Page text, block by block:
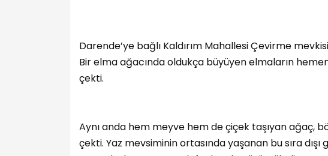
Darende’ye bağlı Kaldırım Mahallesi Çevirme
Bir elma ağacında oldukça büyüyen elmaların
çekti.
Aynı anda hem meyve hem de çiçek taşıyan ağaç,
çekti. Yaz mevsiminin ortasında yaşanan bu sıra